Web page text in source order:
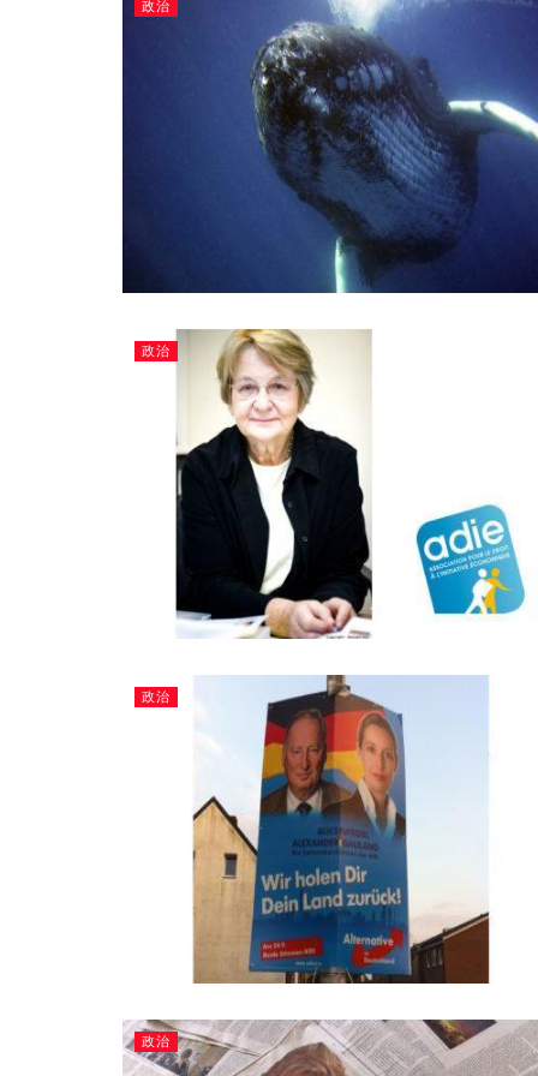
政治
政治
政治
政治